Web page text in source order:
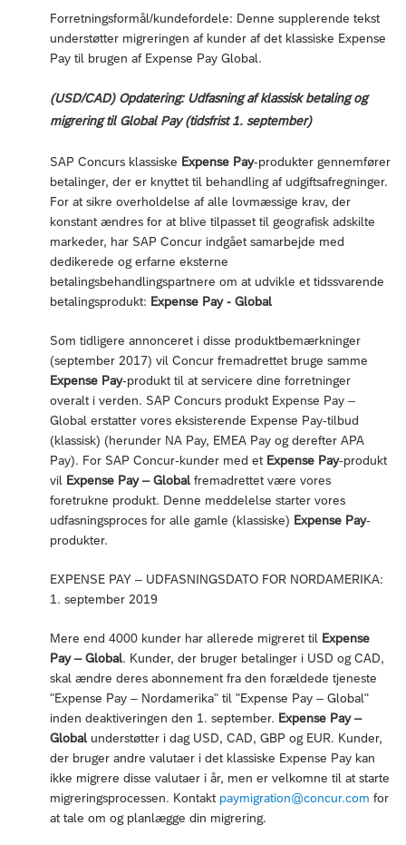
Forretningsformål/kundefordele: Denne supplerende tekst
understøtter migreringen af kunder af det klassiske Expense
Pay til brugen af Expense Pay Global.
(USD/CAD) Opdatering: Udfasning af klassisk betaling og
migrering til Global Pay (tidsfrist 1. september)
SAP Concurs klassiske Expense Pay-produkter gennemfører
betalinger, der er knyttet til behandling af udgiftsafregninger.
For at sikre overholdelse af alle lovmæssige krav, der
konstant ændres for at blive tilpasset til geografisk adskilte
markeder, har SAP Concur indgået samarbejde med
dedikerede og erfarne eksterne
betalingsbehandlingspartnere om at udvikle et tidssvarende
betalingsprodukt: Expense Pay - Global
Som tidligere annonceret i disse produktbemærkninger
(september 2017) vil Concur fremadrettet bruge samme
Expense Pay-produkt til at servicere dine forretninger
overalt i verden. SAP Concurs produkt Expense Pay –
Global erstatter vores eksisterende Expense Pay-tilbud
(klassisk) (herunder NA Pay, EMEA Pay og derefter APA
Pay). For SAP Concur-kunder med et Expense Pay-produkt
vil Expense Pay – Global fremadrettet være vores
foretrukne produkt. Denne meddelelse starter vores
udfasningsproces for alle gamle (klassiske) Expense Pay-
produkter.
EXPENSE PAY – UDFASNINGSDATO FOR NORDAMERIKA:
1. september 2019
Mere end 4000 kunder har allerede migreret til Expense
Pay – Global. Kunder, der bruger betalinger i USD og CAD,
skal ændre deres abonnement fra den forældede tjeneste
"Expense Pay – Nordamerika" til "Expense Pay – Global"
inden deaktiveringen den 1. september. Expense Pay –
Global understøtter i dag USD, CAD, GBP og EUR. Kunder,
der bruger andre valutaer i det klassiske Expense Pay kan
ikke migrere disse valutaer i år, men er velkomne til at starte
migreringsprocessen. Kontakt paymigration@concur.com for
at tale om og planlægge din migrering.